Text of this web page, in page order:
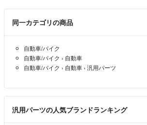
同一カテゴリの商品
自動車/バイク
自動車/バイク › 自動車
自動車/バイク › 自動車 › 汎用パーツ
汎用パーツの人気ブランドランキング